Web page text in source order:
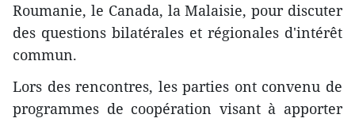
Roumanie, le Canada, la Malaisie, pour discuter
des questions bilatérales et régionales d'intérêt
commun.
Lors des rencontres, les parties ont convenu de
programmes de coopération visant à apporter